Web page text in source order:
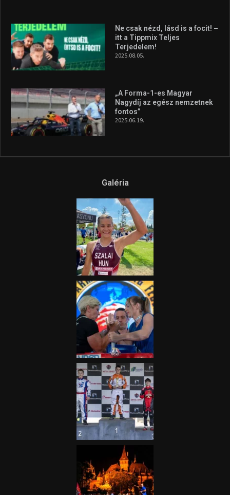
Ne csak nézd, lásd is a focit! –
itt a Tippmix Teljes
Terjedelem!
2025.08.05.
„A Forma-1-es Magyar
Nagydíj az egész nemzetnek
fontos”
2025.06.19.
Galéria